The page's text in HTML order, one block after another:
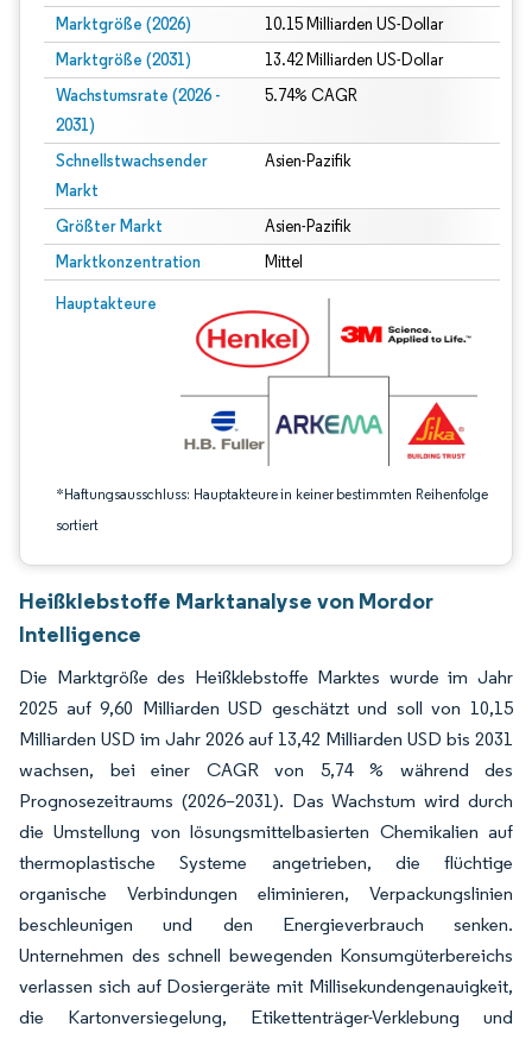
Marktgröße (2026) 10.15 Milliarden US-Dollar
Marktgröße (2031) 13.42 Milliarden US-Dollar
Wachstumsrate (2026 -
2031)
5.74% CAGR
Schnellstwachsender
Markt
Asien-Pazifik
Größter Markt Asien-Pazifik
Marktkonzentration Mittel
Hauptakteure
*Haftungsausschluss: Hauptakteure in keiner bestimmten Reihenfolge
sortiert
Bild © Mordor Intelligence. Wiederverwendung erfordert Namensnennung
Heißklebstoffe Marktanalyse von Mordor
Intelligence
Die Marktgröße des Heißklebstoffe Marktes wurde im Jahr
2025 auf 9,60 Milliarden USD geschätzt und soll von 10,15
Milliarden USD im Jahr 2026 auf 13,42 Milliarden USD bis 2031
wachsen, bei einer CAGR von 5,74 % während des
Prognosezeitraums (2026–2031). Das Wachstum wird durch
die Umstellung von lösungsmittelbasierten Chemikalien auf
thermoplastische Systeme angetrieben, die flüchtige
organische Verbindungen eliminieren, Verpackungslinien
beschleunigen und den Energieverbrauch senken.
Unternehmen des schnell bewegenden Konsumgüterbereichs
verlassen sich auf Dosiergeräte mit Millisekundengenauigkeit,
die Kartonversiegelung, Etikettenträger-Verklebung und